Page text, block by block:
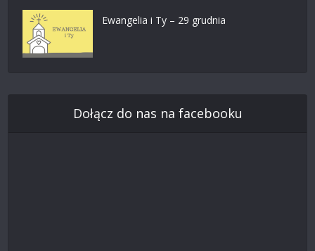
Ewangelia i Ty – 29 grudnia
Dołącz do nas na facebooku